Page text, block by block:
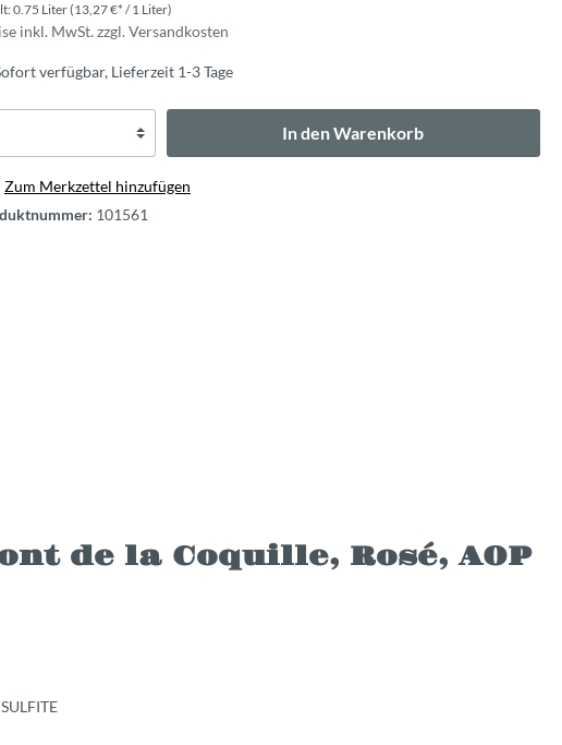
0.75 Liter(13,27 €* / 1 Liter)
inkl. MwSt. zzgl. Versandkosten
verfügbar, Lieferzeit 1-3 Tage
In den Warenkorb
Zum Merkzettel hinzufügen
101561
de la Coquille, Rosé, AOP